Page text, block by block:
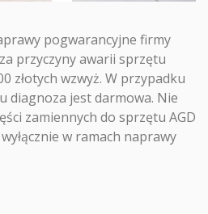
pogwarancyjne firmy
przyczyny awarii sprzętu
złotych wzwyż. W przypadku
diagnoza jest darmowa. Nie
zamiennych do sprzętu AGD
w ramach naprawy